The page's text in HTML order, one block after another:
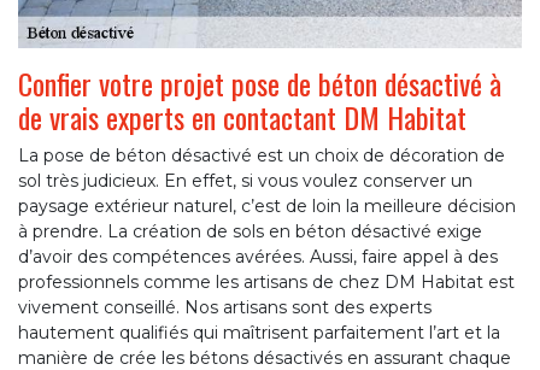
Confier votre projet pose de béton désactivé à
de vrais experts en contactant DM Habitat
La pose de béton désactivé est un choix de décoration de
sol très judicieux. En effet, si vous voulez conserver un
paysage extérieur naturel, c’est de loin la meilleure décision
à prendre. La création de sols en béton désactivé exige
d’avoir des compétences avérées. Aussi, faire appel à des
professionnels comme les artisans de chez DM Habitat est
vivement conseillé. Nos artisans sont des experts
hautement qualifiés qui maîtrisent parfaitement l’art et la
manière de crée les bétons désactivés en assurant chaque